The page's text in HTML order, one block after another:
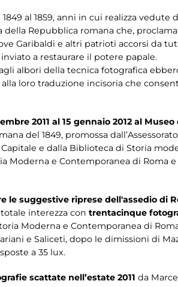
al 1859, anni in cui realizza vedute
Repubblica romana che,
Garibaldi e altri patrioti accorsi da
a restaurare il potere papale.
albori della tecnica fotografica
loro traduzione incisoria che
2011 al 15 gennaio 2012 al
del 1849, promossa
e dalla Biblioteca di Storia
Moderna e Contemporanea di Roma
le suggestive riprese dell'assedio di
interezza con trentacinque
Moderna e Contemporanea di
e Saliceti, dopo le dimissioni di
a 35 lux.
scattate nell’estate 2011 da